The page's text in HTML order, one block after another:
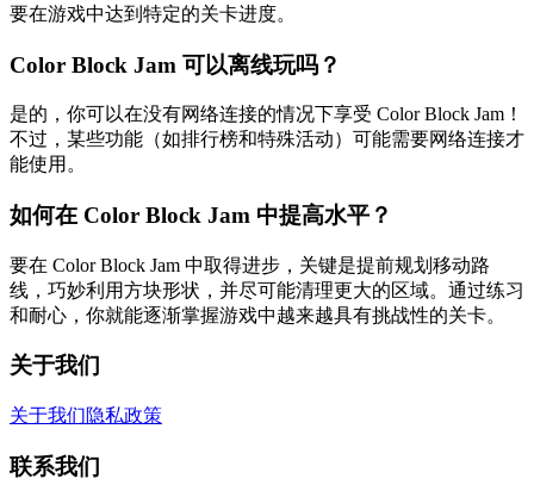
要在游戏中达到特定的关卡进度。
Color Block Jam 可以离线玩吗？
是的，你可以在没有网络连接的情况下享受 Color Block Jam！
不过，某些功能（如排行榜和特殊活动）可能需要网络连接才
能使用。
如何在 Color Block Jam 中提高水平？
要在 Color Block Jam 中取得进步，关键是提前规划移动路
线，巧妙利用方块形状，并尽可能清理更大的区域。通过练习
和耐心，你就能逐渐掌握游戏中越来越具有挑战性的关卡。
关于我们
关于我们隐私政策
联系我们